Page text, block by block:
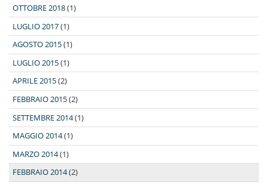
OTTOBRE 2018(1)
LUGLIO 2017(1)
AGOSTO 2015(1)
LUGLIO 2015(1)
APRILE 2015(2)
FEBBRAIO 2015(2)
SETTEMBRE 2014(1)
MAGGIO 2014(1)
MARZO 2014(1)
FEBBRAIO 2014(2)